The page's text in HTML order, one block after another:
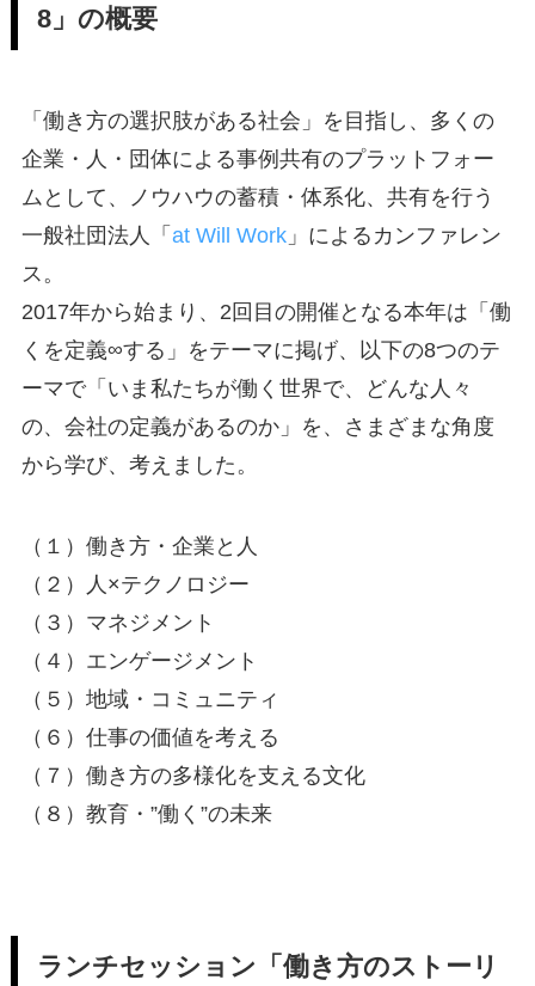
8」の概要
「働き方の選択肢がある社会」を目指し、多くの
企業・人・団体による事例共有のプラットフォー
ムとして、ノウハウの蓄積・体系化、共有を行う
一般社団法人「 at Will Work」によるカンファレン
ス。
2017年から始まり、2回目の開催となる本年は「働
くを定義∞する」をテーマに掲げ、以下の8つのテ
ーマで「いま私たちが働く世界で、どんな人々
の、会社の定義があるのか」を、さまざまな角度
から学び、考えました。
（１）働き方・企業と人
（２）人×テクノロジー
（３）マネジメント
（４）エンゲージメント
（５）地域・コミュニティ
（６）仕事の価値を考える
（７）働き方の多様化を支える文化
（８）教育・”働く”の未来
ランチセッション「働き方のストーリ